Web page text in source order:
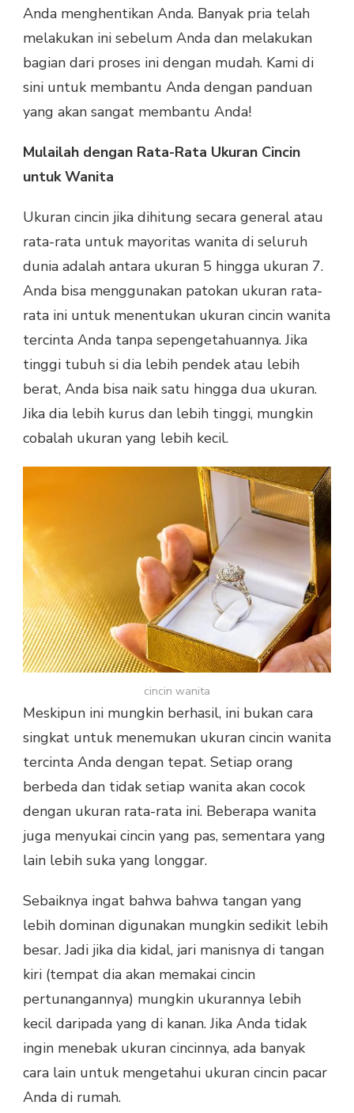
Anda menghentikan Anda. Banyak pria telah
melakukan ini sebelum Anda dan melakukan
bagian dari proses ini dengan mudah. Kami di
sini untuk membantu Anda dengan panduan
yang akan sangat membantu Anda!
Mulailah dengan Rata-Rata Ukuran Cincin
untuk Wanita
Ukuran cincin jika dihitung secara general atau
rata-rata untuk mayoritas wanita di seluruh
dunia adalah antara ukuran 5 hingga ukuran 7.
Anda bisa menggunakan patokan ukuran rata-
rata ini untuk menentukan ukuran cincin wanita
tercinta Anda tanpa sepengetahuannya. Jika
tinggi tubuh si dia lebih pendek atau lebih
berat, Anda bisa naik satu hingga dua ukuran.
Jika dia lebih kurus dan lebih tinggi, mungkin
cobalah ukuran yang lebih kecil.
cincin wanita
Meskipun ini mungkin berhasil, ini bukan cara
singkat untuk menemukan ukuran cincin wanita
tercinta Anda dengan tepat. Setiap orang
berbeda dan tidak setiap wanita akan cocok
dengan ukuran rata-rata ini. Beberapa wanita
juga menyukai cincin yang pas, sementara yang
lain lebih suka yang longgar.
Sebaiknya ingat bahwa bahwa tangan yang
lebih dominan digunakan mungkin sedikit lebih
besar. Jadi jika dia kidal, jari manisnya di tangan
kiri (tempat dia akan memakai cincin
pertunangannya) mungkin ukurannya lebih
kecil daripada yang di kanan. Jika Anda tidak
ingin menebak ukuran cincinnya, ada banyak
cara lain untuk mengetahui ukuran cincin pacar
Anda di rumah.